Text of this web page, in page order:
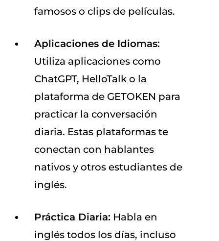
famosos o clips de películas.
Aplicaciones de Idiomas:
Utiliza aplicaciones como
ChatGPT, HelloTalk o la
plataforma de GETOKEN para
practicar la conversación
diaria. Estas plataformas te
conectan con hablantes
nativos y otros estudiantes de
inglés.
Práctica Diaria: Habla en
inglés todos los días, incluso